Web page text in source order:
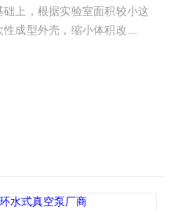
上，根据实验室面积较小这
成型外壳，缩小体积改进而
：